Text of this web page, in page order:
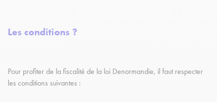
Les conditions ?
Pour profiter de la fiscalité de la loi Denormandie, il faut respecter
les conditions suivantes :